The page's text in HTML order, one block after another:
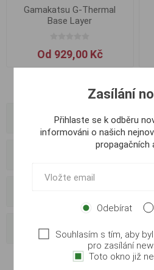
Gamakatsu G-Thermal
Base Layer
Od 929,00 Kč
Kategorie
Oblíbené tagy
Zasílání
Přihlaste se k odběru
informováni o našich
propagačních
Odebírat
Souhlasím s tím, aby
pro zasílání
Toto okno již